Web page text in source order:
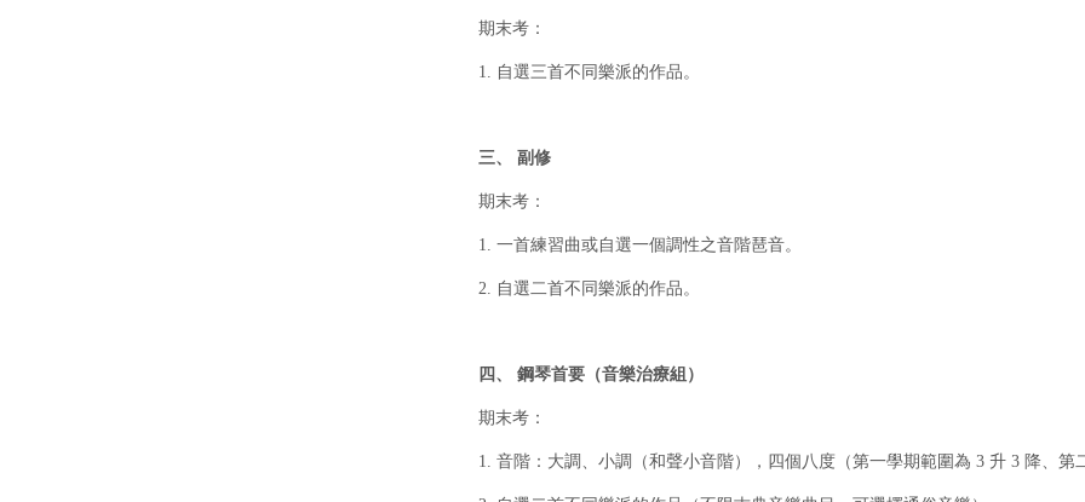
期末考：
1. 自選三首不同樂派的作品。
三、 副修
期末考：
1. 一首練習曲或自選一個調性之音階琶音。
2. 自選二首不同樂派的作品。
四、 鋼琴首要（音樂治療組）
期末考：
1. 音階：大調、小調（和聲小音階），四個八度（第一學期範圍為 3 升 3 降、